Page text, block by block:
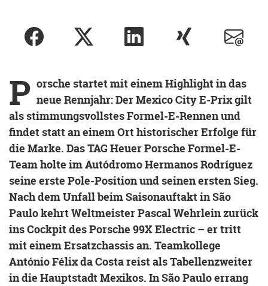
P orsche startet mit einem Highlight in das
neue Rennjahr: Der Mexico City E-Prix gilt
als stimmungsvollstes Formel-E-Rennen und
findet statt an einem Ort historischer Erfolge für
die Marke. Das TAG Heuer Porsche Formel-E-
Team holte im Autódromo Hermanos Rodríguez
seine erste Pole-Position und seinen ersten Sieg.
Nach dem Unfall beim Saisonauftakt in São
Paulo kehrt Weltmeister Pascal Wehrlein zurück
ins Cockpit des Porsche 99X Electric – er tritt
mit einem Ersatzchassis an. Teamkollege
António Félix da Costa reist als Tabellenzweiter
in die Hauptstadt Mexikos. In São Paulo errang